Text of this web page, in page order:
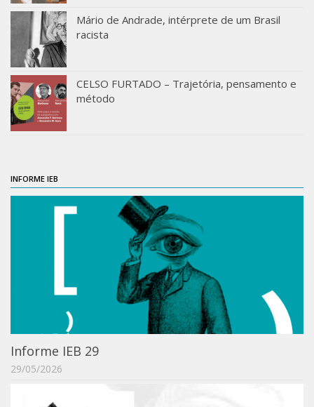
Slam de Corda
Wikimedia e Wikidata
LABIEB
Sobre o LABIEB
Convenios
Notícias
Últimas notícias
Pós-Graduação
Acervo
Publicações
Almanack Braziliense
Cadernos do IEB
Mário de Andrade, intérprete de um Brasil
racista
CELSO FURTADO – Trajetória, pensamento e
método
INFORME IEB
Informe IEB 29
29/05/2026